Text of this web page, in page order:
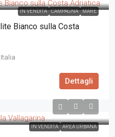
IN VENDITA CAMPAGNA MARE
Bianco sulla Costa
Italia
Dettagli
IN VENDITA AREA URBANA